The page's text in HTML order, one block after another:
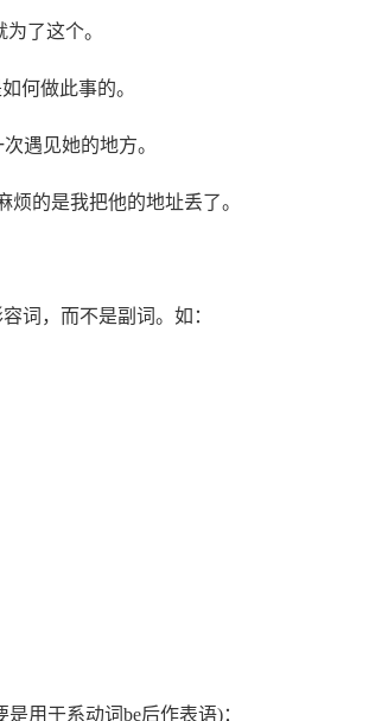
了这个。
何做此事的。
遇见她的地方。
烦的是我把他的地址丢了。
，而不是副词。如：
用于系动词be后作表语)：